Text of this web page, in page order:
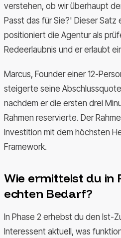
verstehen, ob wir überhaupt
Passt das für Sie?' Dieser Satz
positioniert die Agentur als
Redeerlaubnis und er erlaubt
Marcus, Founder einer 12-
steigerte seine
nachdem er die ersten drei
Rahmen reservierte. Der
Investition mit dem höchsten
Framework.
Wie ermittelst du in
echten Bedarf?
In Phase 2 erhebst du den Ist-
Interessent aktuell, was